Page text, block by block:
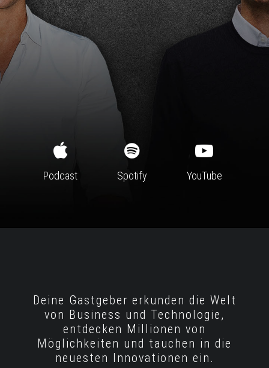
Podcast Spotify YouTube
Deine Gastgeber erkunden die Welt
von Business und Technologie,
entdecken Millionen von
Möglichkeiten und tauchen in die
neuesten Innovationen ein.